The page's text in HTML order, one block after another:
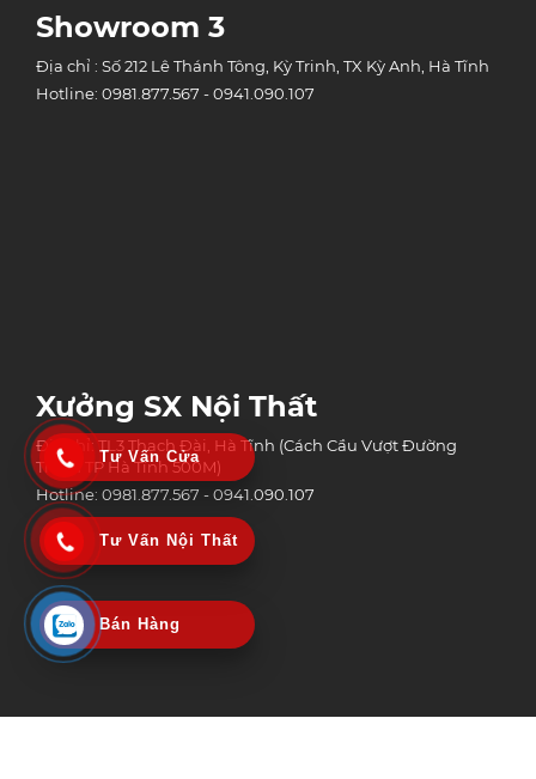
Showroom 3
Địa chỉ : Số 212 Lê Thánh Tông, Kỳ Trinh, TX Kỳ Anh, Hà Tĩnh
Hotline: 0981.877.567 - 0941.090.107
Xưởng SX Nội Thất
Địa chỉ: TL3 Thạch Đài, Hà Tĩnh (Cách Cầu Vượt Đường
Tránh TP Hà Tĩnh 500M)
Hotline: 0981.877.567 - 0941.090.107
Tư Vấn Cửa
Tư Vấn Nội Thất
Bán Hàng